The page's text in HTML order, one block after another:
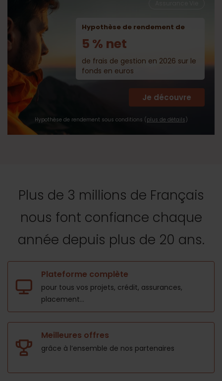
Hypothèse de rendement de
5 % net
de frais de gestion en 2026 sur le
fonds en euros
Hypothèse de rendement sous conditions ( plus de détails )
Je découvre
Plus de 3 millions de Français
nous font confiance chaque
année depuis plus de 20 ans.
Plateforme complète
pour tous vos projets, crédit, assurances,
placement...
Meilleures offres
grâce à l’ensemble de nos partenaires